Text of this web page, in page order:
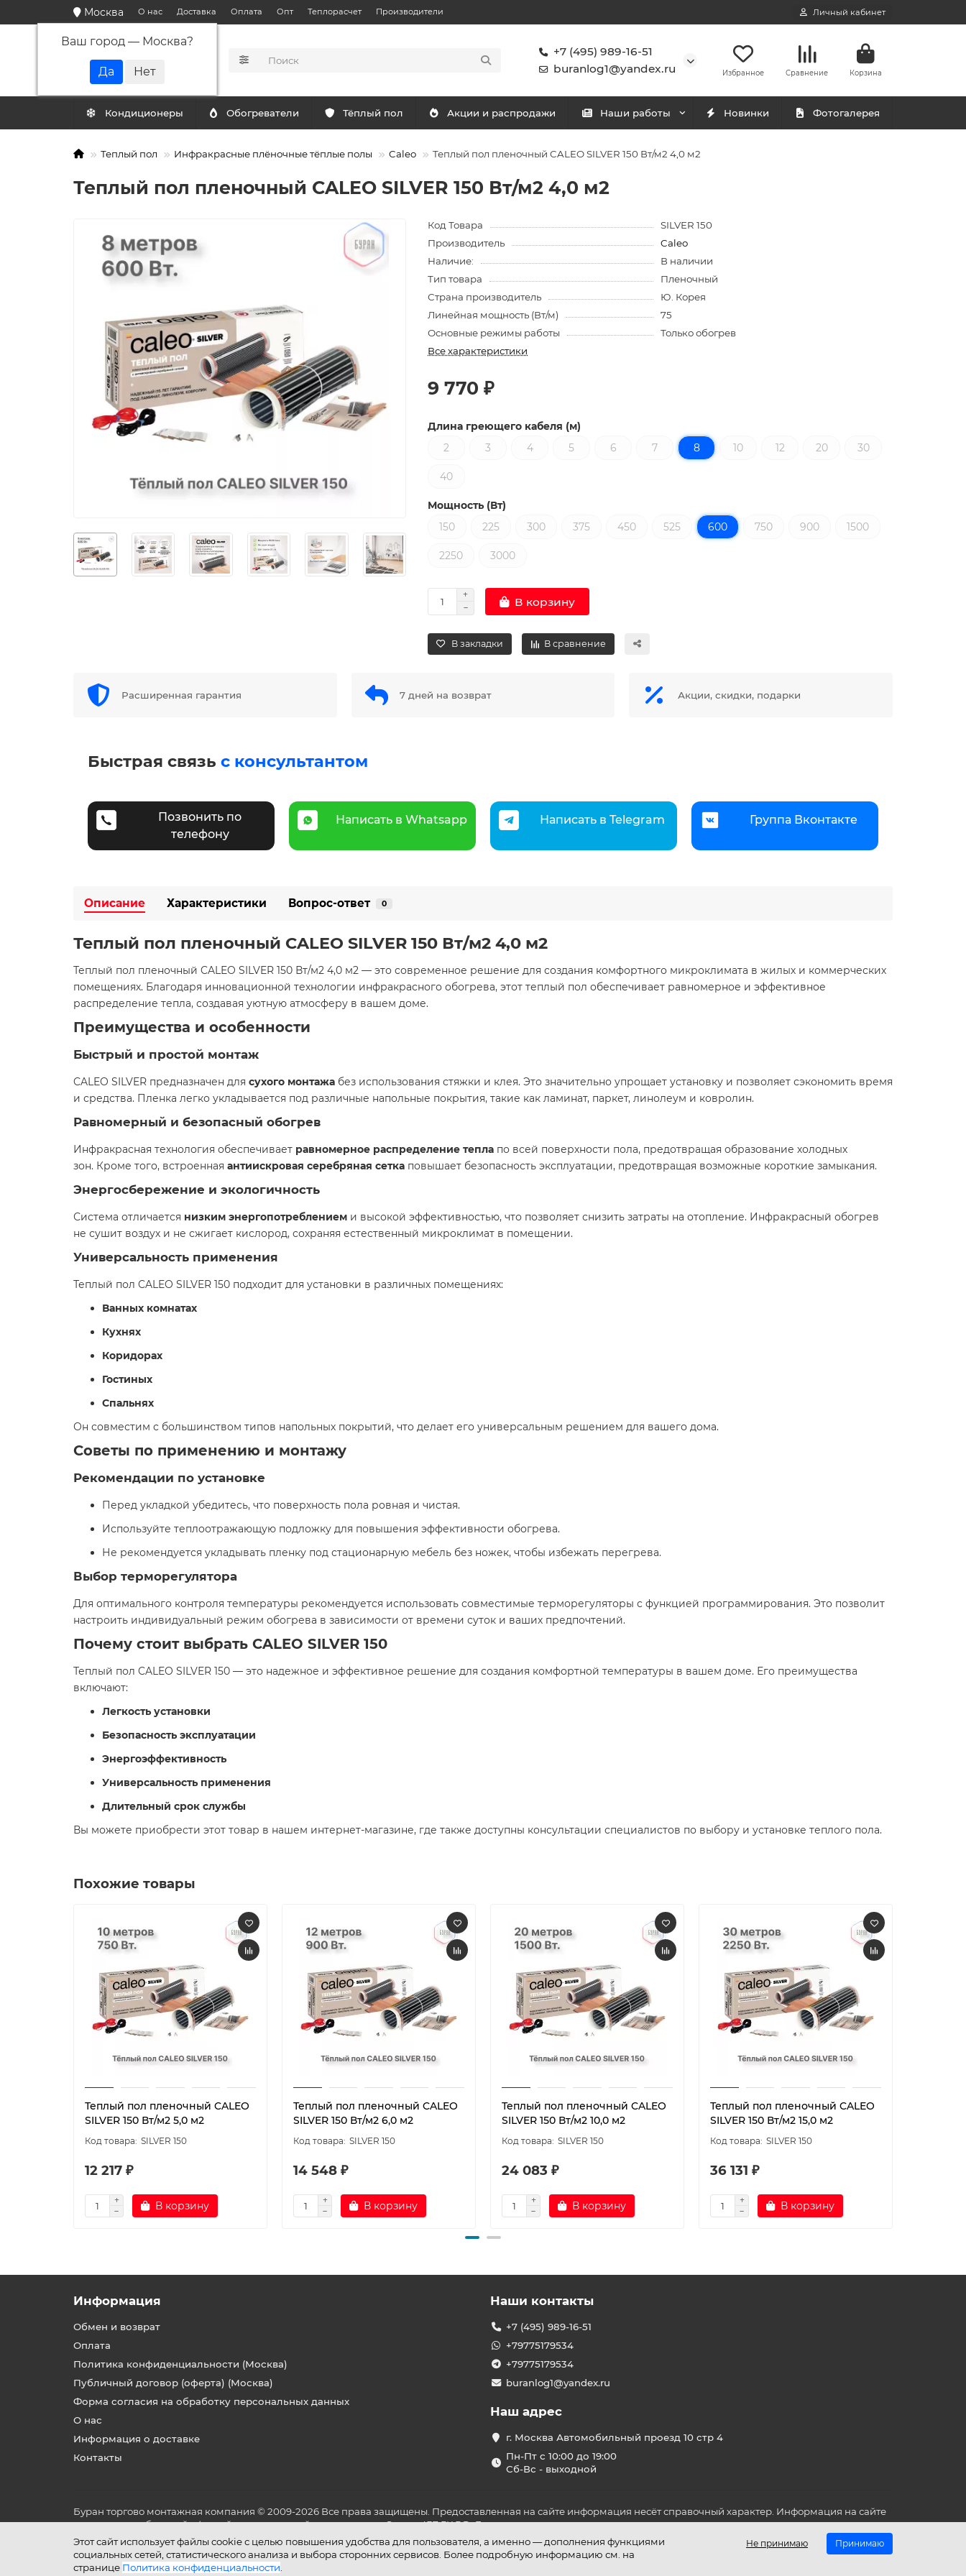
Москва
Ваш город — Москва?
О нас Доставка Оплата Опт Теплорасчет Производители Личный кабинет
+7 (495) 989-16-51
buranlog1@yandex.ru
Избранное Сравнение Корзина
Кондиционеры Обогреватели Тёплый пол Акции и распродажи Наши работы Новинки Фотогалерея
Теплый пол Инфракрасные плёночные тёплые полы Caleo Теплый пол пленочный CALEO SILVER 150 Вт/м2 4,0 м2
Теплый пол пленочный CALEO SILVER 150 Вт/м2 4,0 м2
Код Товара
SILVER 150
Производитель
Caleo
Наличие:
В наличии
Тип товара
Пленочный
Страна производитель
Ю. Корея
Линейная мощность (Вт/м)
75
Основные режимы работы
Только обогрев
Все характеристики
9 770 ₽
Длина греющего кабеля (м)
2
3 4 5 6 7 8 10 12 20 30
40
Мощность (Вт)
150
225 300 375 450 525 600 750 900 1500
2250 3000
В корзину
В закладки В сравнение
Расширенная гарантия 7 дней на возврат Акции, скидки, подарки
Быстрая связь с консультантом
Позвонить по
телефону
Написать в Whatsapp Написать в Telegram Группа Вконтакте
Описание Характеристики Вопрос-ответ 0
Теплый пол пленочный CALEO SILVER 150 Вт/м2 4,0 м2
Теплый пол пленочный CALEO SILVER 150 Вт/м2 4,0 м2 — это современное решение для создания комфортного микроклимата в жилых и коммерческих
помещениях. Благодаря инновационной технологии инфракрасного обогрева, этот теплый пол обеспечивает равномерное и эффективное
распределение тепла, создавая уютную атмосферу в вашем доме.​
Преимущества и особенности
Быстрый и простой монтаж
CALEO SILVER предназначен для сухого монтажа без использования стяжки и клея. Это значительно упрощает установку и позволяет сэкономить время
и средства. Пленка легко укладывается под различные напольные покрытия, такие как ламинат, паркет, линолеум и ковролин.​
Равномерный и безопасный обогрев
Инфракрасная технология обеспечивает равномерное распределение тепла по всей поверхности пола, предотвращая образование холодных
зон. Кроме того, встроенная антиискровая серебряная сетка повышает безопасность эксплуатации, предотвращая возможные короткие замыкания.​
Энергосбережение и экологичность
Система отличается низким энергопотреблением и высокой эффективностью, что позволяет снизить затраты на отопление. Инфракрасный обогрев
не сушит воздух и не сжигает кислород, сохраняя естественный микроклимат в помещении.​
Универсальность применения
Теплый пол CALEO SILVER 150 подходит для установки в различных помещениях:​
Ванных комнатах
Кухнях
Коридорах
Гостиных
Спальнях
Он совместим с большинством типов напольных покрытий, что делает его универсальным решением для вашего дома.​
Советы по применению и монтажу
Рекомендации по установке
Перед укладкой убедитесь, что поверхность пола ровная и чистая.
Используйте теплоотражающую подложку для повышения эффективности обогрева.
Не рекомендуется укладывать пленку под стационарную мебель без ножек, чтобы избежать перегрева.​
Выбор терморегулятора
Для оптимального контроля температуры рекомендуется использовать совместимые терморегуляторы с функцией программирования. Это позволит
настроить индивидуальный режим обогрева в зависимости от времени суток и ваших предпочтений.​
Почему стоит выбрать CALEO SILVER 150
Теплый пол CALEO SILVER 150 — это надежное и эффективное решение для создания комфортной температуры в вашем доме. Его преимущества
включают:​
Легкость установки
Безопасность эксплуатации
Энергоэффективность
Универсальность применения
Длительный срок службы
Вы можете приобрести этот товар в нашем интернет-магазине, где также доступны консультации специалистов по выбору и установке теплого пола.​
Похожие товары
Теплый пол пленочный CALEO
SILVER 150 Вт/м2 5,0 м2
SILVER 150
12 217 ₽
В корзину
Теплый пол пленочный CALEO
SILVER 150 Вт/м2 6,0 м2
SILVER 150
14 548 ₽
В корзину
Теплый пол пленочный CALEO
SILVER 150 Вт/м2 10,0 м2
SILVER 150
24 083 ₽
В корзину
Теплый пол пленочный CALEO
SILVER 150 Вт/м2 15,0 м2
SILVER 150
36 131 ₽
В корзину
Этот сайт использует файлы cookie с целью повышения удобства для пользователя, а именно — дополнения функциями
социальных сетей, статистического анализа и выбора сторонних сервисов. Более подробную информацию см. на
странице Политика конфиденциальности
Не принимаю Принимаю
Информация
Обмен и возврат
Оплата
Политика конфиденциальности (Москва)
Публичный договор (оферта) (Москва)
Форма согласия на обработку персональных данных
О нас
Информация о доставке
Контакты
Наши контакты
+7 (495) 989-16-51
+79775179534
+79775179534
buranlog1@yandex.ru
Наш адрес
г. Москва Автомобильный проезд 10 стр 4
Пн-Пт с 10:00 до 19:00
Сб-Вс - выходной
Буран торгово монтажная компания © 2009-2026 Все права защищены. Предоставленная на сайте информация несёт справочный характер. Информация на сайте
не является публичной офертой, определяемой положениями Статьи 437 ГК РФ. До оплаты товара удостоверьтесь во всех для вас важных характеристиках в товаре
и условиях его эксплуатации.